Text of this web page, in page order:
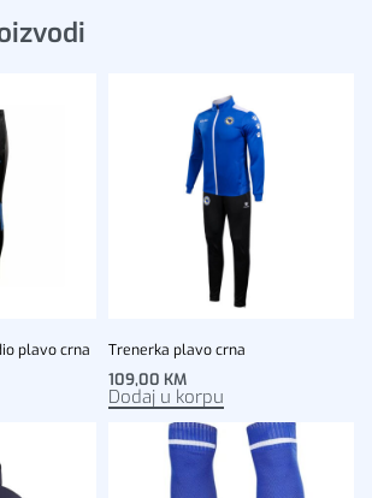
plavo crna Trenerka plavo crna
109,00 KM
Dodaj u korpu